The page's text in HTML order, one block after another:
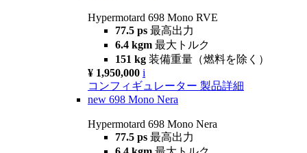
Hypermotard 698 Mono RVE
77.5 ps 最高出力
6.4 kgm 最大トルク
151 kg 装備重量（燃料を除く）
¥ 1,950,000 i
コンフィギュレーター 製品詳細
new 698 Mono Nera
Hypermotard 698 Mono Nera
77.5 ps 最高出力